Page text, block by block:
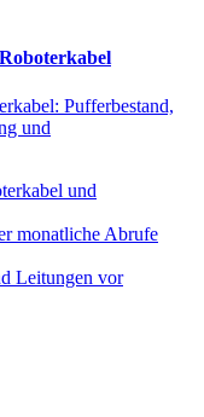
Pufferbestand,
und
und
monatliche Abrufe
Leitungen vor